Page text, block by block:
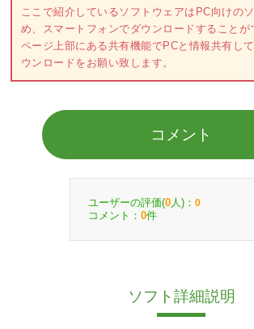
ここで紹介しているソフトウェアはPC向けの
め、スマートフォンでダウンロードすることが
ページ上部にある共有機能でPCと情報共有し
ウンロードをお願い致します。
コメント
ユーザーの評価(0 人)： 0
コメント： 0件
ソフト詳細説明